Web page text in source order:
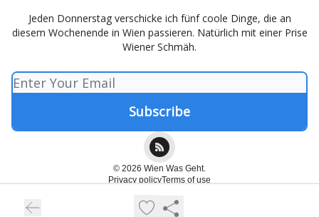
Jeden Donnerstag verschicke ich fünf coole Dinge, die an
diesem Wochenende in Wien passieren. Natürlich mit einer Prise
Wiener Schmäh.
© 2026 Wien Was Geht.
Privacy policyTerms of use
Powered by beehiiv